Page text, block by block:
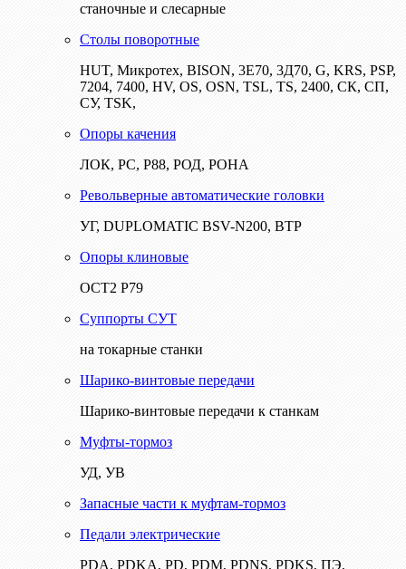
станочные и слесарные
Столы поворотные
HUT, Микротех, BISON, 3Е70, 3Д70, G, KRS, PSP,
7204, 7400, HV, OS, OSN, TSL, TS, 2400, СК, СП,
СУ, TSK,
Опоры качения
ЛОК, РС, Р88, РОД, РОНА
Револьверные автоматические головки
УГ, DUPLOMATIC BSV-N200, ВТР
Опоры клиновые
ОСТ2 Р79
Суппорты СУТ
на токарные станки
Шарико-винтовые передачи
Шарико-винтовые передачи к станкам
Муфты-тормоз
УД, УВ
Запасные части к муфтам-тормоз
Педали электрические
PDA, PDKA, PD, PDM, PDNS, PDKS, ПЭ,